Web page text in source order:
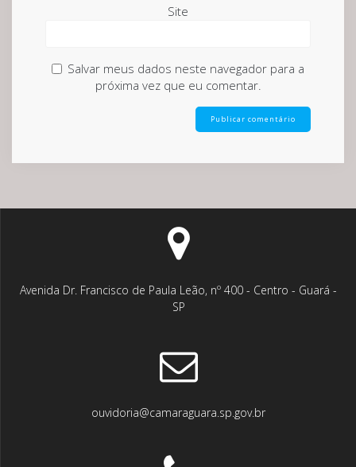
Site
Salvar meus dados neste navegador para a
próxima vez que eu comentar.
Avenida Dr. Francisco de Paula Leão, nº 400 - Centro - Guará -
SP
ouvidoria@camaraguara.sp.gov.br